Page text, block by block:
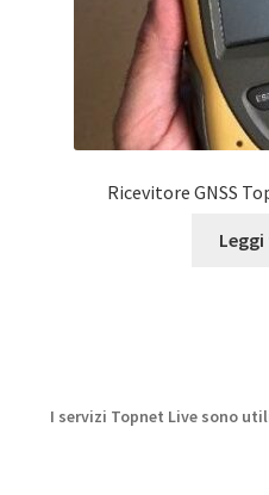
Ricevitore GNSS
I servizi Topnet Live sono